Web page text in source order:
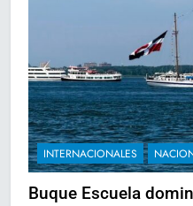
INTERNACIONALES
Buque Escuela